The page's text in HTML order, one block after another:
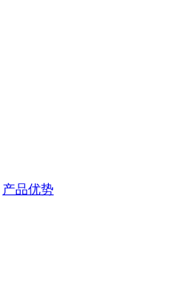
产品优势